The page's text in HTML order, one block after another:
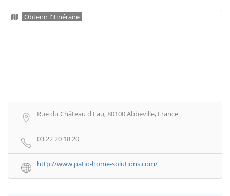
Obtenir l'itinéraire
Rue du Château d'Eau, 80100 Abbeville, France
03 22 20 18 20
http://www.patio-home-solutions.com/